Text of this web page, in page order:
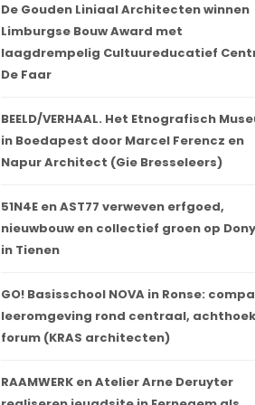
De Gouden Liniaal Architecten winnen
Limburgse Bouw Award met
laagdrempelig Cultuureducatief
De Faar
BEELD/VERHAAL. Het Etnografisch
in Boedapest door Marcel Ferencz en
Napur Architect (Gie Bresseleers)
51N4E en AST77 verweven erfgoed,
nieuwbouw en collectief groen op
in Tienen
GO! Basisschool NOVA in Ronse:
leeromgeving rond centraal,
forum (KRAS architecten)
RAAMWERK en Atelier Arne Deruyter